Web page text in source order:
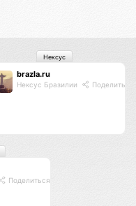
brazla.ru
Нексус Бразилии Поделиться
Нексус
Поделиться